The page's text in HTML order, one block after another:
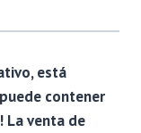
está
contener
La venta de